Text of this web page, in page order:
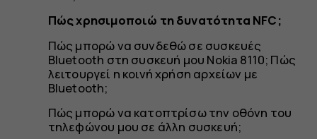
Πώς χρησιμοποιώ τη δυνατότητα NFC;
Πώς μπορώ να συνδεθώ σε συσκευές
Bluetooth στη συσκευή μου Nokia 8110; Πώς
λειτουργεί η κοινή χρήση αρχείων με
Bluetooth;
Πώς μπορώ να κατοπτρίσω την οθόνη του
τηλεφώνου μου σε άλλη συσκευή;